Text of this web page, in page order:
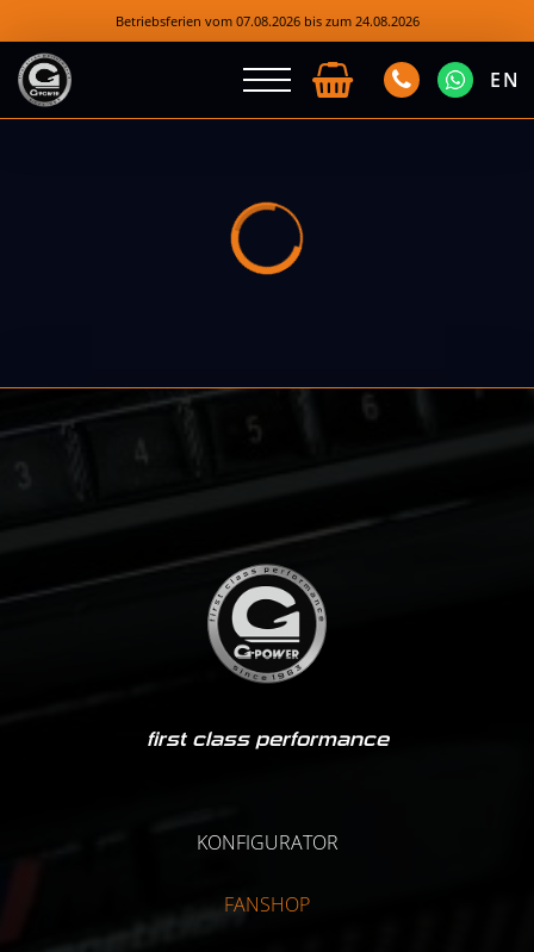
Betriebsferien vom 07.08.2026 bis zum 24.08.2026
EN
first class performance
KONFIGURATOR
FANSHOP